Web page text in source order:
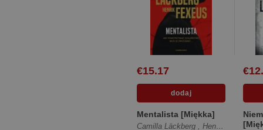
€15.17
Mentalista [Miękka]
Camilla Läckberg , Henrik Fexeus